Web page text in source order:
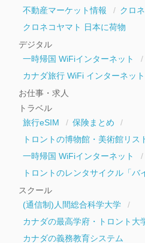
不動産マーケット情報
クロ
クロネコヤマト 日本に荷物
デジタル
一時帰国 WiFiインターネット
カナダ旅行 WiFi インターネット
お仕事・求人
トラベル
旅行eSIM
保険まとめ
トロントの博物館・美術館リス
一時帰国 WiFiインターネット
トロントのレンタサイクル「バ
スクール
(通信制)人間総合科学大学
カナダの最高学府・トロント大
カナダの義務教育システム